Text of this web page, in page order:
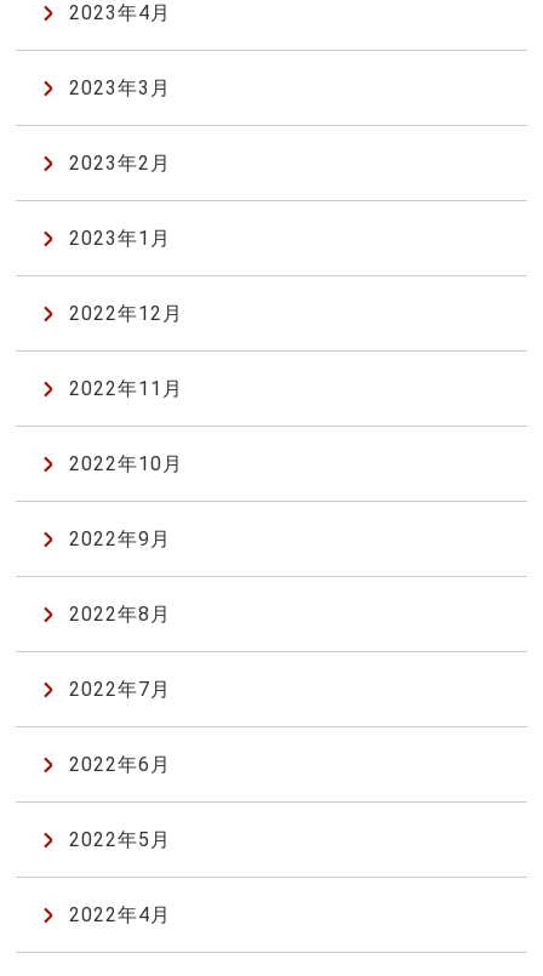
2023年4月
2023年3月
2023年2月
2023年1月
2022年12月
2022年11月
2022年10月
2022年9月
2022年8月
2022年7月
2022年6月
2022年5月
2022年4月